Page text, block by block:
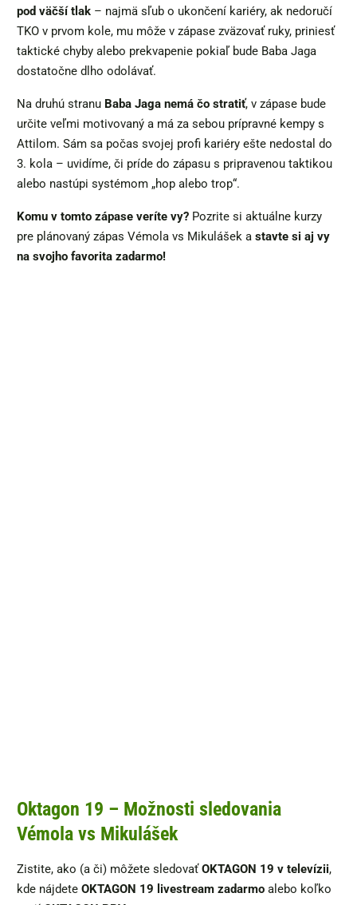
pod väčší tlak – najmä sľub o ukončení kariéry, ak nedoručí
TKO v prvom kole, mu môže v zápase zväzovať ruky, priniesť
taktické chyby alebo prekvapenie pokiaľ bude Baba Jaga
dostatočne dlho odolávať.
Na druhú stranu Baba Jaga nemá čo stratiť, v zápase bude
určite veľmi motivovaný a má za sebou prípravné kempy s
Attilom. Sám sa počas svojej profi kariéry ešte nedostal do
3. kola – uvidíme, či príde do zápasu s pripravenou taktikou
alebo nastúpi systémom „hop alebo trop“.
Komu v tomto zápase veríte vy? Pozrite si aktuálne kurzy
pre plánovaný zápas Vémola vs Mikulášek a stavte si aj vy
na svojho favorita zadarmo!
Oktagon 19 – Možnosti sledovania
Vémola vs Mikulášek
Zistite, ako (a či) môžete sledovaťOKTAGON 19 v televízii,
kde nájdete OKTAGON 19 livestream zadarmo alebo koľko